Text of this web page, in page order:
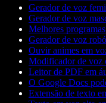
Gerador de voz
Gerador de voz
Melhores
Gerador de voz
Ouvir animes em
Modificador de voz
Leitor de PDF em
O Google Docs
Extensão de texto